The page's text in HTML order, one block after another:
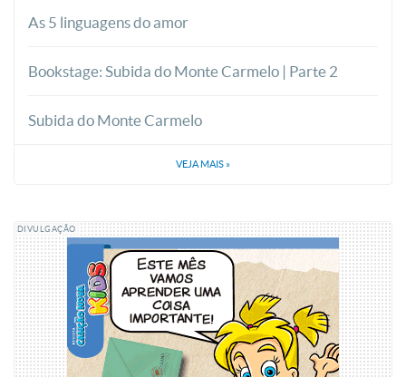
As 5 linguagens do amor
Bookstage: Subida do Monte Carmelo | Parte 2
Subida do Monte Carmelo
VEJA MAIS »
DIVULGAÇÃO